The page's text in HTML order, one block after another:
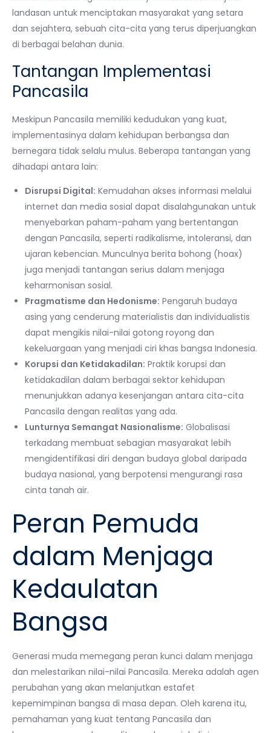
landasan untuk menciptakan masyarakat yang setara
dan sejahtera, sebuah cita-cita yang terus diperjuangkan
di berbagai belahan dunia.
Tantangan Implementasi
Pancasila
Meskipun Pancasila memiliki kedudukan yang kuat,
implementasinya dalam kehidupan berbangsa dan
bernegara tidak selalu mulus. Beberapa tantangan yang
dihadapi antara lain:
Disrupsi Digital: Kemudahan akses informasi melalui
internet dan media sosial dapat disalahgunakan untuk
menyebarkan paham-paham yang bertentangan
dengan Pancasila, seperti radikalisme, intoleransi, dan
ujaran kebencian. Munculnya berita bohong (hoax)
juga menjadi tantangan serius dalam menjaga
keharmonisan sosial.
Pragmatisme dan Hedonisme: Pengaruh budaya
asing yang cenderung materialistis dan individualistis
dapat mengikis nilai-nilai gotong royong dan
kekeluargaan yang menjadi ciri khas bangsa Indonesia.
Korupsi dan Ketidakadilan: Praktik korupsi dan
ketidakadilan dalam berbagai sektor kehidupan
menunjukkan adanya kesenjangan antara cita-cita
Pancasila dengan realitas yang ada.
Lunturnya Semangat Nasionalisme: Globalisasi
terkadang membuat sebagian masyarakat lebih
mengidentifikasi diri dengan budaya global daripada
budaya nasional, yang berpotensi mengurangi rasa
cinta tanah air.
Peran Pemuda
dalam Menjaga
Kedaulatan
Bangsa
Generasi muda memegang peran kunci dalam menjaga
dan melestarikan nilai-nilai Pancasila. Mereka adalah agen
perubahan yang akan melanjutkan estafet
kepemimpinan bangsa di masa depan. Oleh karena itu,
pemahaman yang kuat tentang Pancasila dan